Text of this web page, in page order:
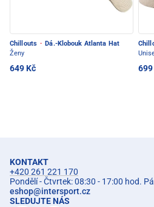
Chillouts · Dá.-Klobouk Atlanta Hat
Ženy
649 Kč 699
KONTAKT
+420 261 221 170
Pondělí - Čtvrtek: 08:30 - 17:00 hod.
eshop@intersport.cz
SLEDUJTE NÁS